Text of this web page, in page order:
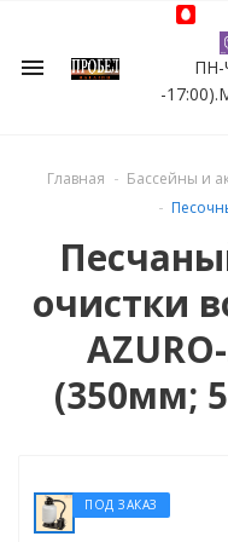
menu
ПН-
-
бассейнов
Главная Бассейны и
очистки
(350мм;
ПОД ЗАКАЗ